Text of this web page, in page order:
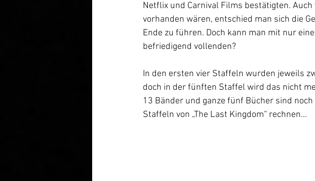
Netflix und Carnival Films bestätigten.
vorhanden wären, entschied man sich die
Ende zu führen. Doch kann man mit nur
befriedigend vollenden?
In den ersten vier Staffeln wurden jeweils
doch in der fünften Staffel wird das nicht
13 Bänder und ganze fünf Bücher sind
Staffeln von „The Last Kingdom“ rechnen...